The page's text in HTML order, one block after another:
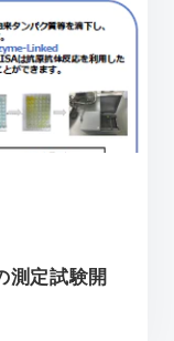
測定試験開